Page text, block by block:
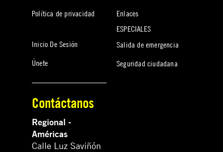
Política de privacidad
Inicio De Sesión
Únete
Enlaces
ESPECIALES
Salida de emergencia
Seguridad ciudadana
Contáctanos
Regional -
Américas
Calle Luz Saviñón